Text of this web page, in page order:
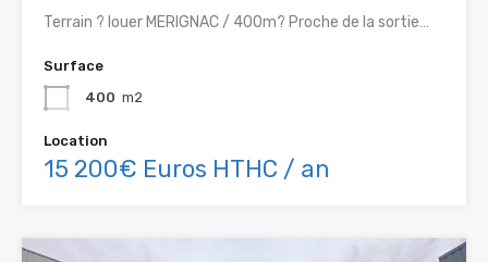
Terrain ? louer MERIGNAC / 400m? Proche de la sortie…
Surface
400 m2
Location
15 200€ Euros HTHC / an